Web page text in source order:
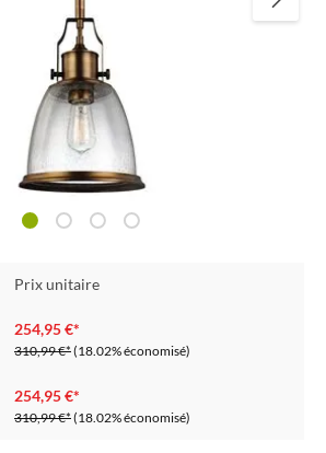
Prix unitaire
254,95 €*
310,99 €*(18.02% économisé)
254,95 €*
310,99 €*(18.02% économisé)